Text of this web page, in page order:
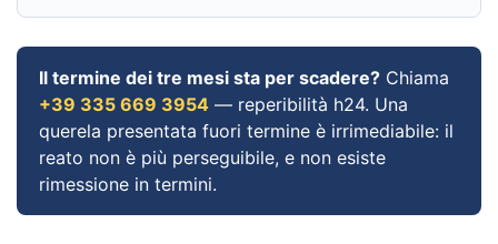
Il termine dei tre mesi sta per scadere? Chiama
+39 335 669 3954 — reperibilità h24. Una
querela presentata fuori termine è irrimediabile: il
reato non è più perseguibile, e non esiste
rimessione in termini.